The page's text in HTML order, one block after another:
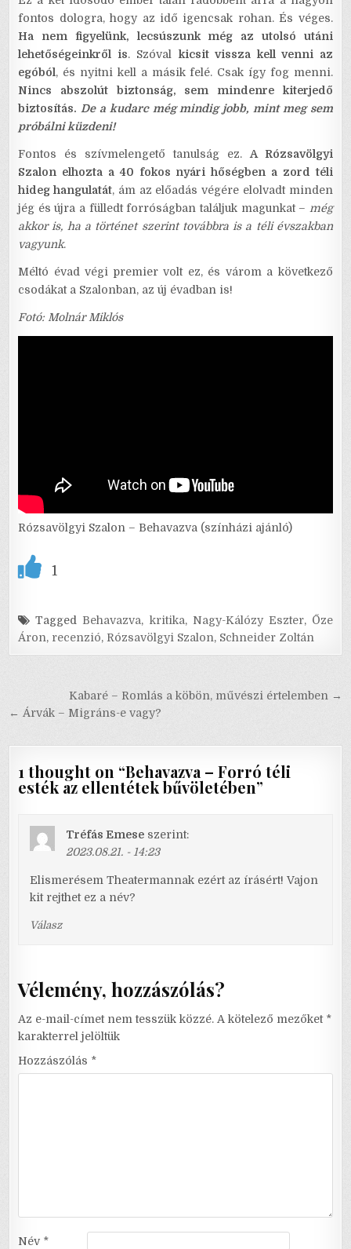
fontos dologra, hogy az idő igencsak rohan. És véges.
Ha nem figyelünk, lecsúszunk még az utolsó utáni
lehetőségeinkről is. Szóval kicsit vissza kell venni az
egóból , és nyitni kell a másik felé. Csak így fog menni.
Nincs abszolút biztonság, sem mindenre kiterjedő
biztosítás. De a kudarc még mindig jobb, mint meg sem
próbálni küzdeni!
Fontos és szívmelengető tanulság ez. A Rózsavölgyi
Szalon elhozta a 40 fokos nyári hőségben a zord téli
hideg hangulatát, ám az előadás végére elolvadt minden
jég és újra a fülledt forróságban találjuk magunkat – még
akkor is, ha a történet szerint továbbra is a téli évszakban
vagyunk.
Méltó évad végi premier volt ez, és várom a következő
csodákat a Szalonban, az új évadban is!
Fotó: Molnár Miklós
Rózsavölgyi Szalon – Behavazva (színházi ajánló)
1
Tagged Behavazva, kritika, Nagy-Kálózy Eszter, Őze
Áron, recenzió, Rózsavölgyi Szalon, Schneider Zoltán
Bejegyzés
navigáció
Kabaré – Romlás a köbön, művészi értelemben →
← Árvák – Migráns-e vagy?
1 thought on “Behavazva – Forró téli
esték az ellentétek bűvöletében”
Tréfás Emese szerint:
2023.08.21. - 14:23
Elismerésem Theatermannak ezért az írásért! Vajon
kit rejthet ez a név?
Válasz
Vélemény, hozzászólás?
Az e-mail-címet nem tesszük közzé. A kötelező mezőket *
karakterrel jelöltük
Hozzászólás *
Név *